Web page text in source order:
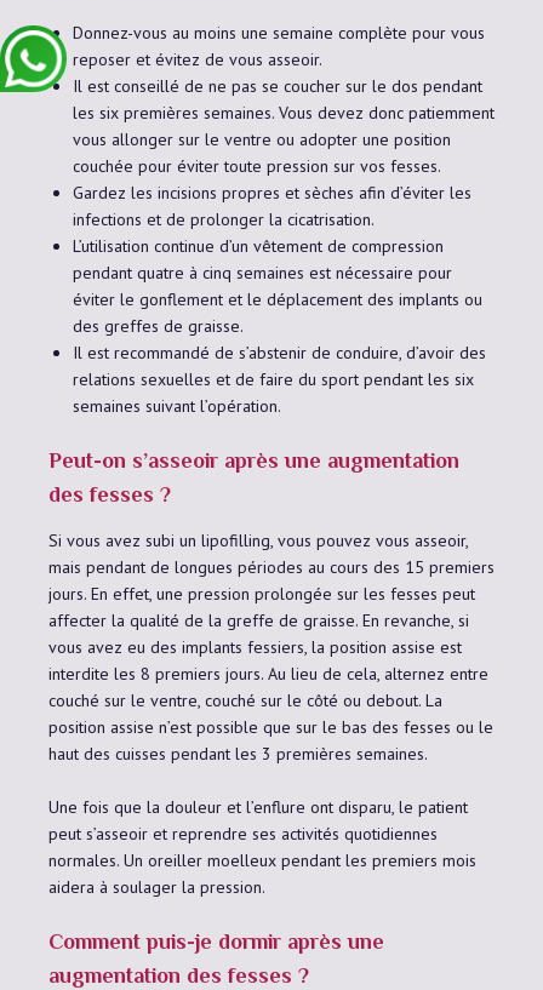
Donnez-vous au moins une semaine complète pour vous
reposer et évitez de vous asseoir.
Il est conseillé de ne pas se coucher sur le dos pendant
les six premières semaines. Vous devez donc patiemment
vous allonger sur le ventre ou adopter une position
couchée pour éviter toute pression sur vos fesses.
Gardez les incisions propres et sèches afin d’éviter les
infections et de prolonger la cicatrisation.
L’utilisation continue d’un vêtement de compression
pendant quatre à cinq semaines est nécessaire pour
éviter le gonflement et le déplacement des implants ou
des greffes de graisse.
Il est recommandé de s’abstenir de conduire, d’avoir des
relations sexuelles et de faire du sport pendant les six
semaines suivant l’opération.
Peut-on s’asseoir après une augmentation
des fesses ?
Si vous avez subi un lipofilling, vous pouvez vous asseoir,
mais pendant de longues périodes au cours des 15 premiers
jours. En effet, une pression prolongée sur les fesses peut
affecter la qualité de la greffe de graisse. En revanche, si
vous avez eu des implants fessiers, la position assise est
interdite les 8 premiers jours. Au lieu de cela, alternez entre
couché sur le ventre, couché sur le côté ou debout. La
position assise n’est possible que sur le bas des fesses ou le
haut des cuisses pendant les 3 premières semaines.
Une fois que la douleur et l’enflure ont disparu, le patient
peut s’asseoir et reprendre ses activités quotidiennes
normales. Un oreiller moelleux pendant les premiers mois
aidera à soulager la pression.
Comment puis-je dormir après une
augmentation des fesses ?